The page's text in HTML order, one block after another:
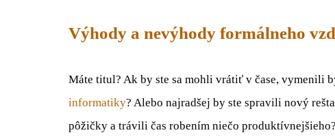
Výhody a nevýhody formálneho
Máte titul? Ak by ste sa mohli vrátiť v čase, vymenili
informatiky? Alebo najradšej by ste spravili nový
pôžičky a trávili čas robením niečo